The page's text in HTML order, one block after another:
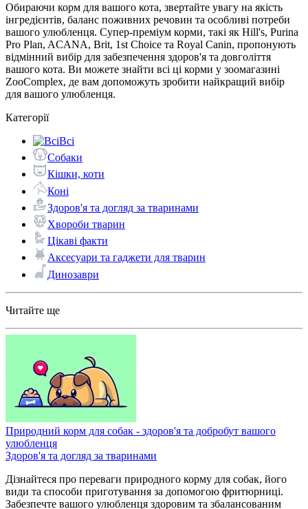
Обираючи корм для вашого кота, звертайте увагу на якість
інгредієнтів, баланс поживних речовин та особливі потреби
вашого улюбленця. Супер-преміум корми, такі як Hill's, Purina
Pro Plan, ACANA, Brit, 1st Choice та Royal Canin, пропонують
відмінний вибір для забезпечення здоров'я та довголіття
вашого кота. Ви можете знайти всі ці корми у зоомагазині
ZooComplex, де вам допоможуть зробити найкращий вибір
для вашого улюбленця.
Категорії
Всі
Собаки
Кішки, коти
Коні
Здоров'я та догляд за тваринами
Хвороби тварин
Цікаві факти
Аксесуари та гаджети для тварин
Динозаври
Читайте ще
Природний корм для собак - здоров'я та добробут вашого
улюбленця
Здоров'я та догляд за тваринами
Дізнайтеся про переваги природного корму для собак, його
види та способи приготування за допомогою фритюрниці.
Забезпечте вашого улюбленця здоровим та збалансованим